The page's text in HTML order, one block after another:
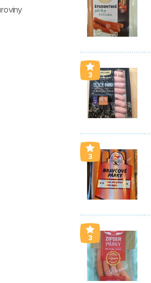
3
3
3